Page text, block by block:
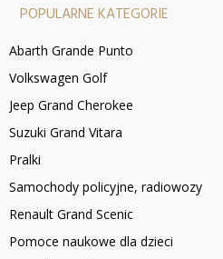
POPULARNE KATEGORIE
Abarth Grande Punto
Volkswagen Golf
Jeep Grand Cherokee
Suzuki Grand Vitara
Pralki
Samochody policyjne, radiowozy
Renault Grand Scenic
Pomoce naukowe dla dzieci